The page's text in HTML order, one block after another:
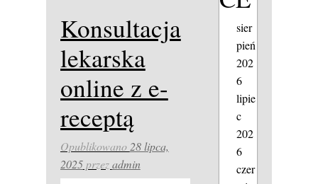
Konsultacja
lekarska
online z e-
receptą
Opublikowano 28 lipca,
2025przezadmin
sier
pień
202
6
lipie
c
202
6
czer